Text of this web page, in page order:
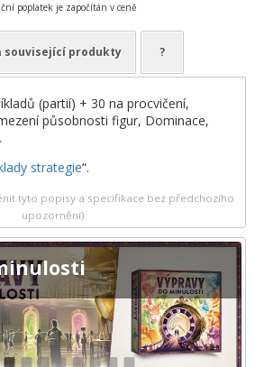
poplatek je započítán v ceně
související produkty ?
(partií) + 30 na procvičení,
působnosti figur, Dominace,
strategie“.
tyto popisy a specifikace bez předchozího
upozornění)